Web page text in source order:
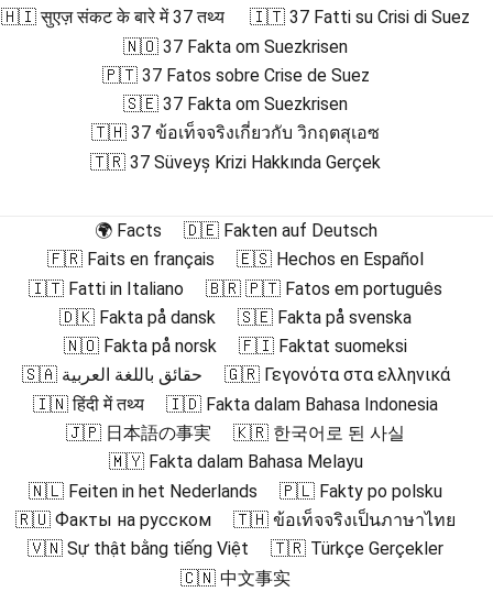
🇭🇮 सुएज़ संकट के बारे में 37 तथ्य
🇮🇹 37 Fatti su Crisi di Suez
🇳🇴 37 Fakta om Suezkrisen
🇵🇹 37 Fatos sobre Crise de Suez
🇸🇪 37 Fakta om Suezkrisen
🇹🇭 37 ข้อเท็จจริงเกี่ยวกับ วิกฤตสุเอซ
🇹🇷 37 Süveyş Krizi Hakkında Gerçek
🌍 Facts
🇩🇪 Fakten auf Deutsch
🇫🇷 Faits en français
🇪🇸 Hechos en Español
🇮🇹 Fatti in Italiano
🇧🇷 🇵🇹 Fatos em português
🇩🇰 Fakta på dansk
🇸🇪 Fakta på svenska
🇳🇴 Fakta på norsk
🇫🇮 Faktat suomeksi
🇸🇦 حقائق باللغة العربية
🇬🇷 Γεγονότα στα ελληνικά
🇮🇳 हिंदी में तथ्य
🇮🇩 Fakta dalam Bahasa Indonesia
🇯🇵 日本語の事実
🇰🇷 한국어로 된 사실
🇲🇾 Fakta dalam Bahasa Melayu
🇳🇱 Feiten in het Nederlands
🇵🇱 Fakty po polsku
🇷🇺 Факты на русском
🇹🇭 ข้อเท็จจริงเป็นภาษาไทย
🇻🇳 Sự thật bằng tiếng Việt
🇹🇷 Türkçe Gerçekler
🇨🇳 中文事实